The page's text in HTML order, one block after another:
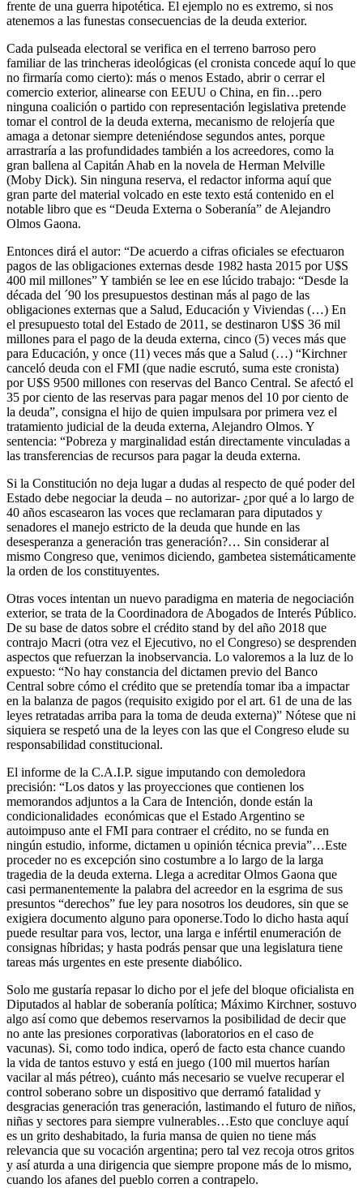
frente de una guerra hipotética. El ejemplo no es extremo, si nos
atenemos a las funestas consecuencias de la deuda exterior.
Cada pulseada electoral se verifica en el terreno barroso pero
familiar de las trincheras ideológicas (el cronista concede aquí lo que
no firmaría como cierto): más o menos Estado, abrir o cerrar el
comercio exterior, alinearse con EEUU o China, en fin…pero
ninguna coalición o partido con representación legislativa pretende
tomar el control de la deuda externa, mecanismo de relojería que
amaga a detonar siempre deteniéndose segundos antes, porque
arrastraría a las profundidades también a los acreedores, como la
gran ballena al Capitán Ahab en la novela de Herman Melville
(Moby Dick). Sin ninguna reserva, el redactor informa aquí que
gran parte del material volcado en este texto está contenido en el
notable libro que es “Deuda Externa o Soberanía” de Alejandro
Olmos Gaona.
Entonces dirá el autor: “De acuerdo a cifras oficiales se efectuaron
pagos de las obligaciones externas desde 1982 hasta 2015 por U$S
400 mil millones” Y también se lee en ese lúcido trabajo: “Desde la
década del ´90 los presupuestos destinan más al pago de las
obligaciones externas que a Salud, Educación y Viviendas (…) En
el presupuesto total del Estado de 2011, se destinaron U$S 36 mil
millones para el pago de la deuda externa, cinco (5) veces más que
para Educación, y once (11) veces más que a Salud (…) “Kirchner
canceló deuda con el FMI (que nadie escrutó, suma este cronista)
por U$S 9500 millones con reservas del Banco Central. Se afectó el
35 por ciento de las reservas para pagar menos del 10 por ciento de
la deuda”, consigna el hijo de quien impulsara por primera vez el
tratamiento judicial de la deuda externa, Alejandro Olmos. Y
sentencia: “Pobreza y marginalidad están directamente vinculadas a
las transferencias de recursos para pagar la deuda externa.
Si la Constitución no deja lugar a dudas al respecto de qué poder del
Estado debe negociar la deuda – no autorizar- ¿por qué a lo largo de
40 años escasearon las voces que reclamaran para diputados y
senadores el manejo estricto de la deuda que hunde en las
desesperanza a generación tras generación?… Sin considerar al
mismo Congreso que, venimos diciendo, gambetea sistemáticamente
la orden de los constituyentes.
Otras voces intentan un nuevo paradigma en materia de negociación
exterior, se trata de la Coordinadora de Abogados de Interés Público.
De su base de datos sobre el crédito stand by del año 2018 que
contrajo Macri (otra vez el Ejecutivo, no el Congreso) se desprenden
aspectos que refuerzan la inobservancia. Lo valoremos a la luz de lo
expuesto: “No hay constancia del dictamen previo del Banco
Central sobre cómo el crédito que se pretendía tomar iba a impactar
en la balanza de pagos (requisito exigido por el art. 61 de una de las
leyes retratadas arriba para la toma de deuda externa)” Nótese que ni
siquiera se respetó una de la leyes con las que el Congreso elude su
responsabilidad constitucional.
El informe de la C.A.I.P. sigue imputando con demoledora
precisión: “Los datos y las proyecciones que contienen los
memorandos adjuntos a la Cara de Intención, donde están la
condicionalidades económicas que el Estado Argentino se
autoimpuso ante el FMI para contraer el crédito, no se funda en
ningún estudio, informe, dictamen u opinión técnica previa”…Este
proceder no es excepción sino costumbre a lo largo de la larga
tragedia de la deuda externa. Llega a acreditar Olmos Gaona que
casi permanentemente la palabra del acreedor en la esgrima de sus
presuntos “derechos” fue ley para nosotros los deudores, sin que se
exigiera documento alguno para oponerse.Todo lo dicho hasta aquí
puede resultar para vos, lector, una larga e infértil enumeración de
consignas híbridas; y hasta podrás pensar que una legislatura tiene
tareas más urgentes en este presente diabólico.
Solo me gustaría repasar lo dicho por el jefe del bloque oficialista en
Diputados al hablar de soberanía política; Máximo Kirchner, sostuvo
algo así como que debemos reservarnos la posibilidad de decir que
no ante las presiones corporativas (laboratorios en el caso de
vacunas). Si, como todo indica, operó de facto esta chance cuando
la vida de tantos estuvo y está en juego (100 mil muertos harían
vacilar al más pétreo), cuánto más necesario se vuelve recuperar el
control soberano sobre un dispositivo que derramó fatalidad y
desgracias generación tras generación, lastimando el futuro de niños,
niñas y sectores para siempre vulnerables…Esto que concluye aquí
es un grito deshabitado, la furia mansa de quien no tiene más
relevancia que su vocación argentina; pero tal vez recoja otros gritos
y así aturda a una dirigencia que siempre propone más de lo mismo,
cuando los afanes del pueblo corren a contrapelo.